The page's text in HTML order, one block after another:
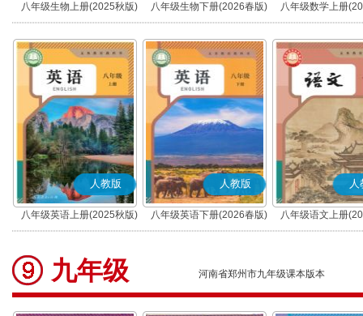
八年级生物上册(2025秋版) 八年级生物下册(2026春版) 八年级数学上册
人教版
八年级英语上册(2025秋版)
人教版
八年级英语下册(2026春版)
人
八年级语文上册
(部编版)
九年级 河南省郑州市九年级课本版本